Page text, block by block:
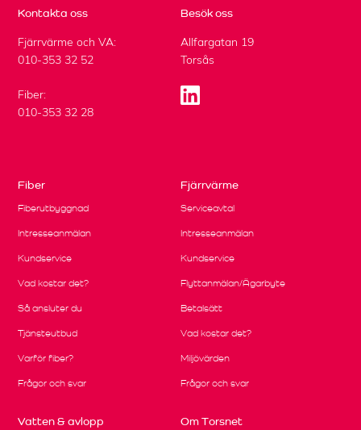
Kontakta oss
Fjärrvärme och VA:
010-353 32 52
Fiber:
010-353 32 28
Besök oss
Allfargatan 19
Torsås
Fiber
Fiberutbyggnad
Intresseanmälan
Kundservice
Vad kostar det?
Så ansluter du
Tjänsteutbud
Varför fiber?
Frågor och svar
Fjärrvärme
Serviceavtal
Intresseanmälan
Kundservice
Flyttanmälan/Ägarbyte
Betalsätt
Vad kostar det?
Miljövärden
Frågor och svar
Vatten & avlopp Om Torsnet